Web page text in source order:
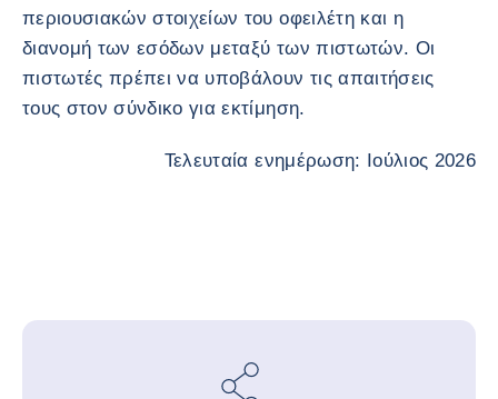
περιουσιακών στοιχείων του οφειλέτη και η
διανομή των εσόδων μεταξύ των πιστωτών. Οι
πιστωτές πρέπει να υποβάλουν τις απαιτήσεις
τους στον σύνδικο για εκτίμηση.
Τελευταία ενημέρωση: Ιούλιος 2026